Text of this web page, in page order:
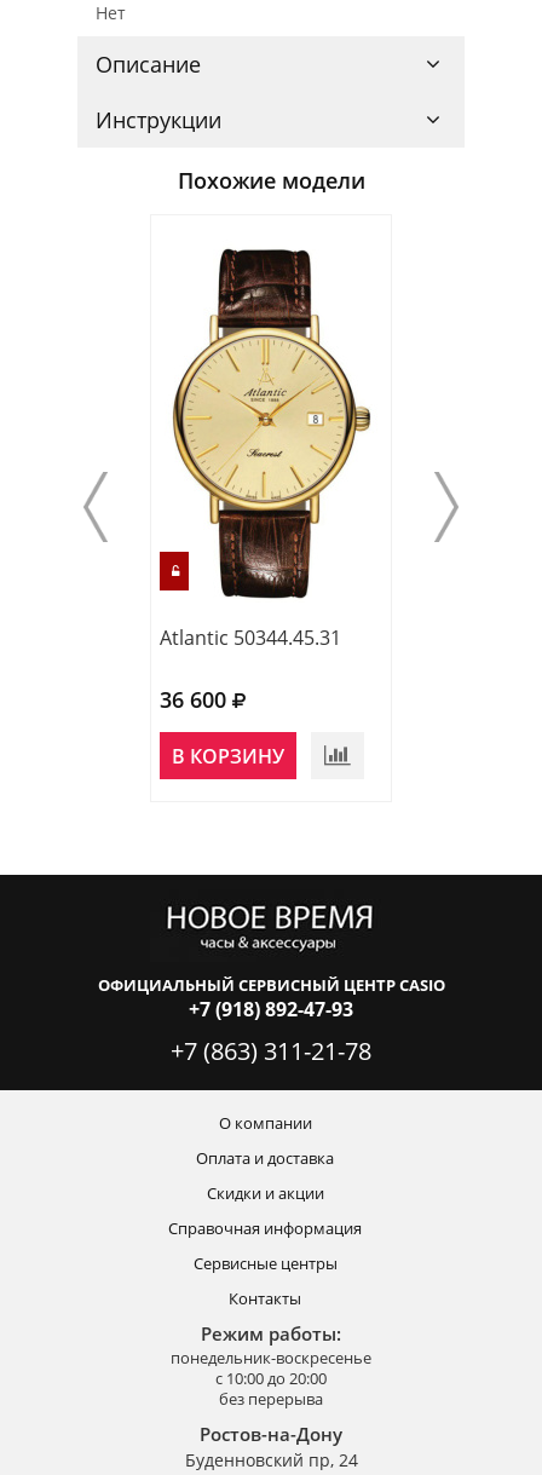
Нет
Описание
Инструкции
Похожие модели
Atlantic 50344.45.31
36 600
В КОРЗИНУ
ОФИЦИАЛЬНЫЙ СЕРВИСНЫЙ ЦЕНТР CASIO
+7 (918) 892-47-93
+7 (863) 311-21-78
О компании
Оплата и доставка
Скидки и акции
Справочная информация
Сервисные центры
Контакты
Режим работы:
понедельник-воскресенье
с 10:00 до 20:00
без перерыва
Ростов-на-Дону
Буденновский пр, 24